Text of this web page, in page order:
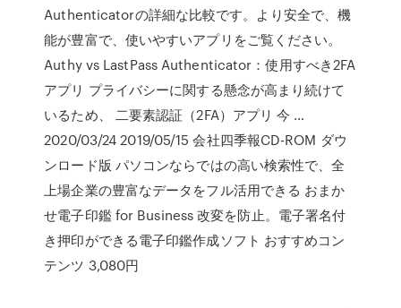
Authenticatorの詳細な比較です。より安全で、機
能が豊富で、使いやすいアプリをご覧ください。
Authy vs LastPass Authenticator：使用すべき2FA
アプリ プライバシーに関する懸念が高まり続けて
いるため、 二要素認証（2FA）アプリ 今 …
2020/03/24 2019/05/15 会社四季報CD-ROM ダウ
ンロード版 パソコンならではの高い検索性で、全
上場企業の豊富なデータをフル活用できる おまか
せ電子印鑑 for Business 改変を防止。電子署名付
き押印ができる電子印鑑作成ソフト おすすめコン
テンツ 3,080円